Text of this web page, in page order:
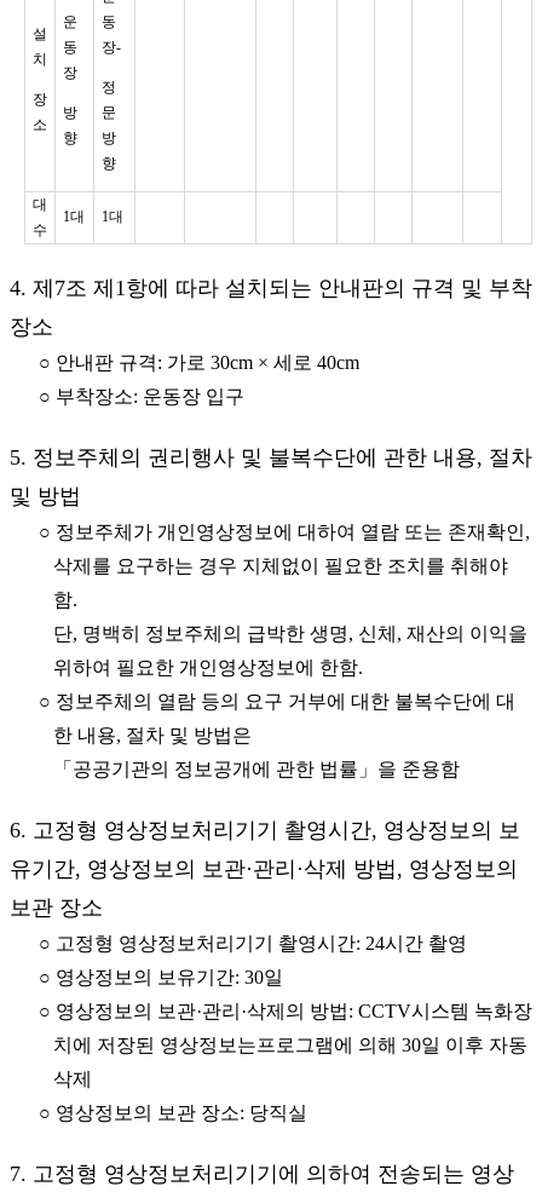
설
치
장
소
운
동
장
방
향
동
장-
정
문
방
향
대
수
1대 1대
4. 제7조 제1항에 따라 설치되는 안내판의 규격 및 부착
장소
○ 안내판 규격: 가로 30cm × 세로 40cm
○ 부착장소: 운동장 입구
5. 정보주체의 권리행사 및 불복수단에 관한 내용, 절차
및 방법
○ 정보주체가 개인영상정보에 대하여 열람 또는 존재확인,
삭제를 요구하는 경우 지체없이 필요한 조치를 취해야
함.
단, 명백히 정보주체의 급박한 생명, 신체, 재산의 이익을
위하여 필요한 개인영상정보에 한함.
○ 정보주체의 열람 등의 요구 거부에 대한 불복수단에 대
한 내용, 절차 및 방법은
「공공기관의 정보공개에 관한 법률」을 준용함
6. 고정형 영상정보처리기기 촬영시간, 영상정보의 보
유기간, 영상정보의 보관·관리·삭제 방법, 영상정보의
보관 장소
○ 고정형 영상정보처리기기 촬영시간: 24시간 촬영
○ 영상정보의 보유기간: 30일
○ 영상정보의 보관·관리·삭제의 방법: CCTV시스템 녹화장
치에 저장된 영상정보는프로그램에 의해 30일 이후 자동
삭제
○ 영상정보의 보관 장소: 당직실
7. 고정형 영상정보처리기기에 의하여 전송되는 영상